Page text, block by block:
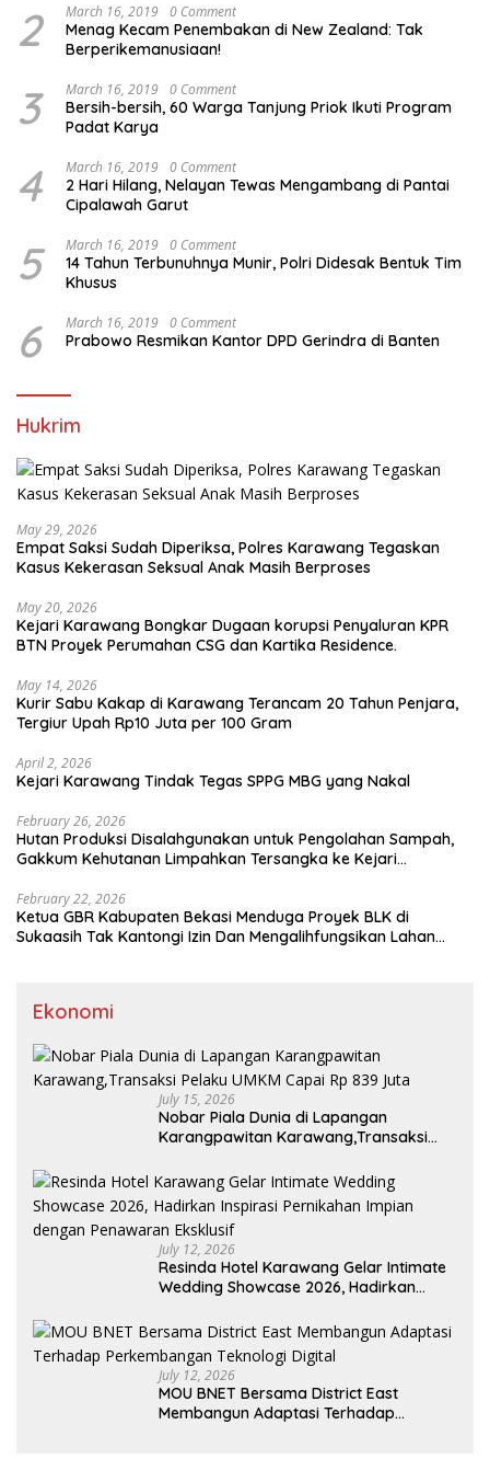
2 March 16, 2019 0 Comment
Menag Kecam Penembakan di New Zealand: Tak
Berperikemanusiaan!
3 March 16, 2019 0 Comment
Bersih-bersih, 60 Warga Tanjung Priok Ikuti Program
Padat Karya
4 March 16, 2019 0 Comment
2 Hari Hilang, Nelayan Tewas Mengambang di Pantai
Cipalawah Garut
5 March 16, 2019 0 Comment
14 Tahun Terbunuhnya Munir, Polri Didesak Bentuk Tim
Khusus
6 March 16, 2019 0 Comment
Prabowo Resmikan Kantor DPD Gerindra di Banten
Hukrim
May 29, 2026
Empat Saksi Sudah Diperiksa, Polres Karawang Tegaskan
Kasus Kekerasan Seksual Anak Masih Berproses
May 20, 2026
Kejari Karawang Bongkar Dugaan korupsi Penyaluran KPR
BTN Proyek Perumahan CSG dan Kartika Residence.
May 14, 2026
Kurir Sabu Kakap di Karawang Terancam 20 Tahun Penjara,
Tergiur Upah Rp10 Juta per 100 Gram
April 2, 2026
Kejari Karawang Tindak Tegas SPPG MBG yang Nakal
February 26, 2026
Hutan Produksi Disalahgunakan untuk Pengolahan Sampah,
Gakkum Kehutanan Limpahkan Tersangka ke Kejari
February 22, 2026
Ketua GBR Kabupaten Bekasi Menduga Proyek BLK di
Sukaasih Tak Kantongi Izin Dan Mengalihfungsikan Lahan
Ekonomi
July 15, 2026
Nobar Piala Dunia di Lapangan
Karangpawitan Karawang,Transaksi
July 12, 2026
Resinda Hotel Karawang Gelar Intimate
Wedding Showcase 2026, Hadirkan
Penawaran Eksklusif
July 12, 2026
MOU BNET Bersama District East
Membangun Adaptasi Terhadap